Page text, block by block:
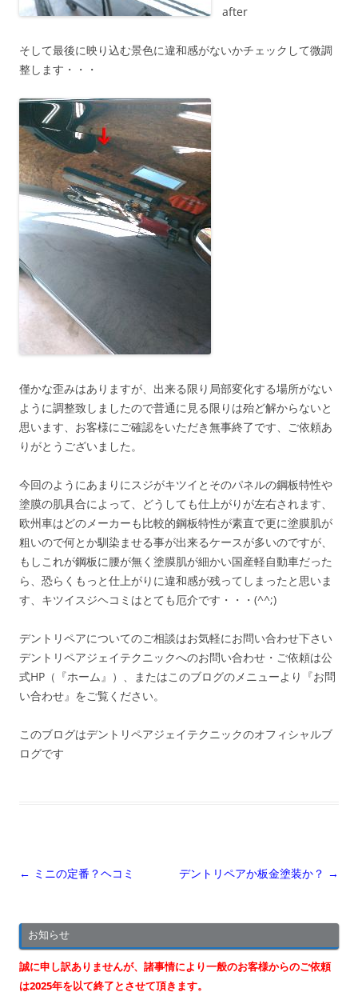
after
そして最後に映り込む景色に違和感がないかチェックして微調
整します・・・
僅かな歪みはありますが、出来る限り局部変化する場所がない
ように調整致しましたので普通に見る限りは殆ど解からないと
思います、お客様にご確認をいただき無事終了です、ご依頼あ
りがとうございました。
今回のようにあまりにスジがキツイとそのパネルの鋼板特性や
塗膜の肌具合によって、どうしても仕上がりが左右されます、
欧州車はどのメーカーも比較的鋼板特性が素直で更に塗膜肌が
粗いので何とか馴染ませる事が出来るケースが多いのですが、
もしこれが鋼板に腰が無く塗膜肌が細かい国産軽自動車だった
ら、恐らくもっと仕上がりに違和感が残ってしまったと思いま
す、キツイスジヘコミはとても厄介です・・・(^^;)
デントリペアについてのご相談はお気軽にお問い合わせ下さい
デントリペアジェイテクニックへのお問い合わせ・ご依頼は公
式HP（『ホーム』）、またはこのブログのメニューより『お問
い合わせ』をご覧ください。
このブログはデントリペアジェイテクニックのオフィシャルブ
ログです
投
ビ
ゲ
ー
← ミニの定番？ヘコミ デントリペアか板金塗装か？ →
お知らせ
誠に申し訳ありませんが、諸事情により一般のお客様からのご依頼
は2025年を以て終了とさせて頂きます。